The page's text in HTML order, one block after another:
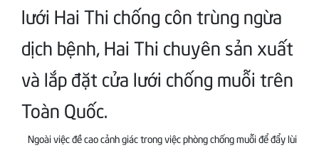
lưới Hai Thi chống côn trùng ngừa
dịch bệnh, Hai Thi chuyên sản xuất
và lắp đặt cửa lưới chống muỗi trên
Toàn Quốc.
Ngoài việc đề cao cảnh giác trong việc phòng chống muỗi để đẩy lùi